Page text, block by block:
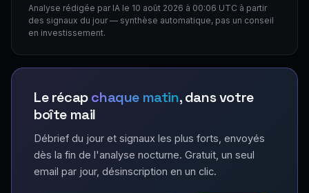
Analyse rédigée par IA le 10 août 2026 à 00:06 UTC à partir
des signaux du jour — synthèse automatique, pas un conseil
en investissement.
Le récapchaque matin, dans votre
boîte mail
Débrief du jour et signaux les plus forts, envoyés
dès la fin de l'analyse nocturne. Gratuit, un seul
email par jour, désinscription en un clic.